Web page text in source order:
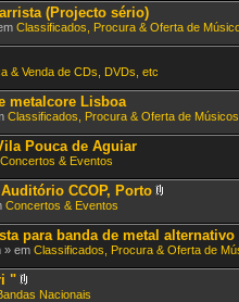
(Projecto sério)
Classificados, Procura & Oferta de
& Venda de CDs, DVDs, etc
metalcore Lisboa
Classificados, Procura & Oferta de Músicos
Pouca de Aguiar
Concertos & Eventos
Auditório CCOP, Porto
e
x
o
(
Concertos & Eventos
para banda de metal alternativo
» em Classificados, Procura & Oferta de
"
A Nacionais